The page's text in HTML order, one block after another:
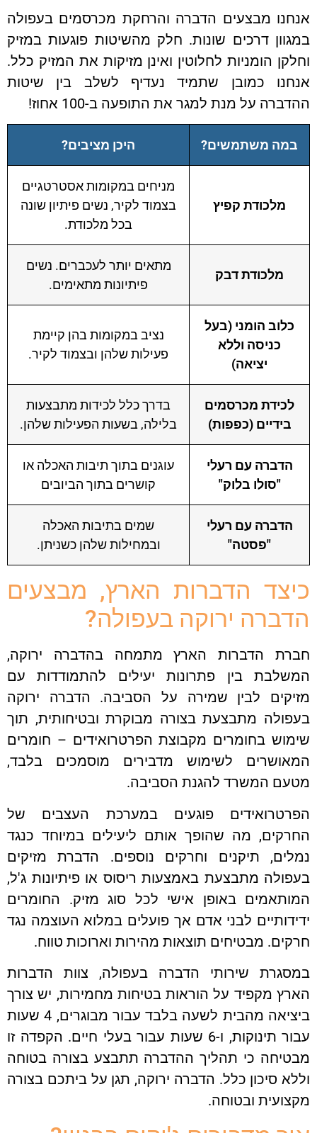
אנחנו מבצעים הדברה והרחקת מכרסמים בעפולה
במגוון דרכים שונות. חלק מהשיטות פוגעות במזיק
וחלקן הומניות לחלוטין ואינן מזיקות את המזיק כלל.
אנחנו כמובן שתמיד נעדיף לשלב בין שיטות
ההדברה על מנת למגר את התופעה ב-100 אחוז!
במה משתמשים? היכן מציבים?
מלכודת קפיץ
מניחים במקומות אסטרטגיים
בצמוד לקיר, נשים פיתיון שונה
בכל מלכודת.
מלכודת דבק
מתאים יותר לעכברים. נשים
פיתיונות מתאימים.
כלוב הומני (בעל
כניסה וללא
יציאה)
נציב במקומות בהן קיימת
פעילות שלהן ובצמוד לקיר.
לכידת מכרסמים
בידיים (כפפות)
בדרך כלל לכידות מתבצעות
בלילה, בשעות הפעילות שלהן.
הדברה עם רעלי
"סולו בלוק"
עוגנים בתוך תיבות האכלה או
קושרים בתוך הביובים
הדברה עם רעלי
"פסטה"
שמים בתיבות האכלה
ובמחילות שלהן כשניתן.
כיצד הדברות הארץ, מבצעים
הדברה ירוקה בעפולה?
חברת הדברות הארץ מתמחה בהדברה ירוקה,
המשלבת בין פתרונות יעילים להתמודדות עם
מזיקים לבין שמירה על הסביבה. הדברה ירוקה
בעפולה מתבצעת בצורה מבוקרת ובטיחותית, תוך
שימוש בחומרים מקבוצת הפרטרואידים – חומרים
המאושרים לשימוש מדבירים מוסמכים בלבד,
מטעם המשרד להגנת הסביבה.
הפרטרואידים פוגעים במערכת העצבים של
החרקים, מה שהופך אותם ליעילים במיוחד כנגד
נמלים, תיקנים וחרקים נוספים. הדברת מזיקים
בעפולה מתבצעת באמצעות ריסוס או פיתיונות ג'ל,
המותאמים באופן אישי לכל סוג מזיק. החומרים
ידידותיים לבני אדם אך פועלים במלוא העוצמה נגד
חרקים. מבטיחים תוצאות מהירות וארוכות טווח.
במסגרת שירותי הדברה בעפולה, צוות הדברות
הארץ מקפיד על הוראות בטיחות מחמירות, יש צורך
ביציאה מהבית לשעה בלבד עבור מבוגרים, 4 שעות
עבור תינוקות, ו-6 שעות עבור בעלי חיים. הקפדה זו
מבטיחה כי תהליך ההדברה תתבצע בצורה בטוחה
וללא סיכון כלל. הדברה ירוקה, תגן על ביתכם בצורה
מקצועית ובטוחה.